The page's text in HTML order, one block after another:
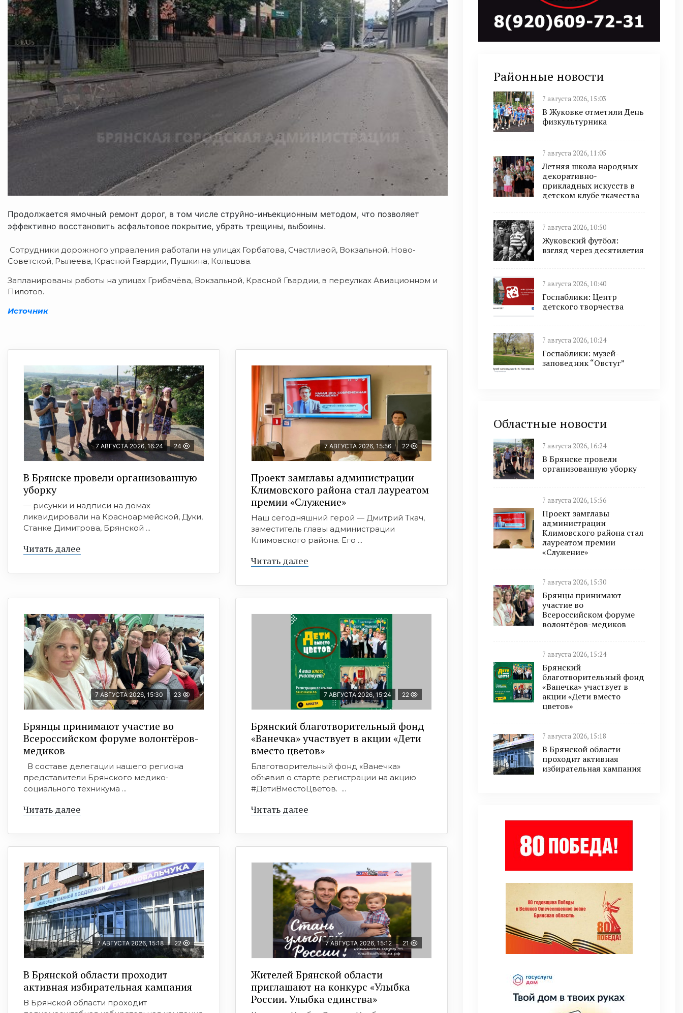
Продолжается ямочный ремонт дорог, в том числе струйно-инъекционным методом, что позволяет
эффективно восстановить асфальтовое покрытие, убрать трещины, выбоины.
Сотрудники дорожного управления работали на улицах Горбатова, Счастливой, Вокзальной, Ново-
Советской, Рылеева, Красной Гвардии, Пушкина, Кольцова.
Запланированы работы на улицах Грибачёва, Вокзальной, Красной Гвардии, в переулках Авиационном и
Пилотов.
Источник
7 АВГУСТА 2026, 16:24 24
В Брянске провели организованную
уборку
— рисунки и надписи на домах
ликвидировали на Красноармейской, Дуки,
Станке Димитрова, Брянской ...
Читать далее
7 АВГУСТА 2026, 15:56 22
Проект замглавы администрации
Климовского района стал лауреатом
премии «Служение»
Наш сегодняшний герой — Дмитрий Ткач,
заместитель главы администрации
Климовского района. Его ...
Читать далее
7 АВГУСТА 2026, 15:30 23
Брянцы принимают участие во
Всероссийском форуме волонтёров-
медиков
В составе делегации нашего региона
представители Брянского медико-
социального техникума ...
Читать далее
7 АВГУСТА 2026, 15:24 22
Брянский благотворительный фонд
«Ванечка» участвует в акции «Дети
вместо цветов»
Благотворительный фонд «Ванечка»
объявил о старте регистрации на акцию
#ДетиВместоЦветов. ...
Читать далее
7 АВГУСТА 2026, 15:18 22
В Брянской области проходит
активная избирательная кампания
В Брянской области проходит
7 АВГУСТА 2026, 15:12 21
Жителей Брянской области
приглашают на конкурс «Улыбка
России. Улыбка единства»
Районные новости
7 августа 2026, 15:03
В Жуковке отметили День
физкультурника
7 августа 2026, 11:05
Летняя школа народных
декоративно-
прикладных искусств в
детском клубе ткачества
7 августа 2026, 10:50
Жуковский футбол:
взгляд через десятилетия
7 августа 2026, 10:40
Госпаблики: Центр
детского творчества
7 августа 2026, 10:24
Госпаблики: музей-
заповедник “Овстуг”
Областные новости
7 августа 2026, 16:24
В Брянске провели
организованную уборку
7 августа 2026, 15:56
Проект замглавы
администрации
Климовского района стал
лауреатом премии
«Служение»
7 августа 2026, 15:30
Брянцы принимают
участие во
Всероссийском форуме
волонтёров-медиков
7 августа 2026, 15:24
Брянский
благотворительный фонд
«Ванечка» участвует в
акции «Дети вместо
цветов»
7 августа 2026, 15:18
В Брянской области
проходит активная
избирательная кампания